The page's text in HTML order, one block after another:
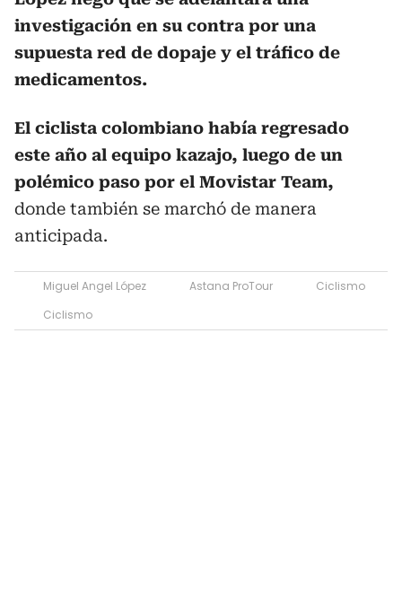
investigación en su contra por una
supuesta red de dopaje y el tráfico de
medicamentos.
El ciclista colombiano había regresado
este año al equipo kazajo, luego de un
polémico paso por el Movistar Team,
donde también se marchó de manera
anticipada.
Miguel Angel López Astana ProTour
Ciclismo
Ciclismo